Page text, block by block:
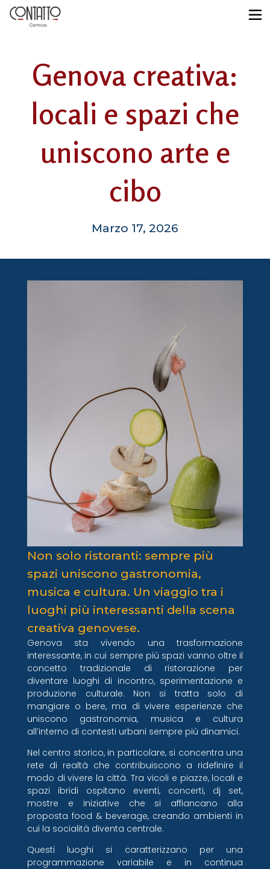
Genova creativa:
locali e spazi che
uniscono arte e
cibo
Marzo 17, 2026
Non solo ristoranti: sempre più
spazi uniscono gastronomia,
musica e cultura. Un viaggio tra i
luoghi più interessanti della scena
creativa genovese.
Genova sta vivendo una trasformazione
interessante, in cui sempre più spazi vanno oltre il
concetto tradizionale di ristorazione per
diventare luoghi di incontro, sperimentazione e
produzione culturale. Non si tratta solo di
mangiare o bere, ma di vivere esperienze che
uniscono gastronomia, musica e cultura
all’interno di contesti urbani sempre più dinamici.
Nel centro storico, in particolare, si concentra una
rete di realtà che contribuiscono a ridefinire il
modo di vivere la città. Tra vicoli e piazze, locali e
spazi ibridi ospitano eventi, concerti, dj set,
mostre e iniziative che si affiancano alla
proposta food & beverage, creando ambienti in
cui la socialità diventa centrale.
Questi luoghi si caratterizzano per una
programmazione variabile e in continua